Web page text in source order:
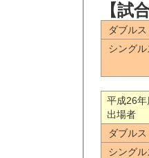
【試
ダブルス
シングル
平成26
出場者
ダブルス
シングル